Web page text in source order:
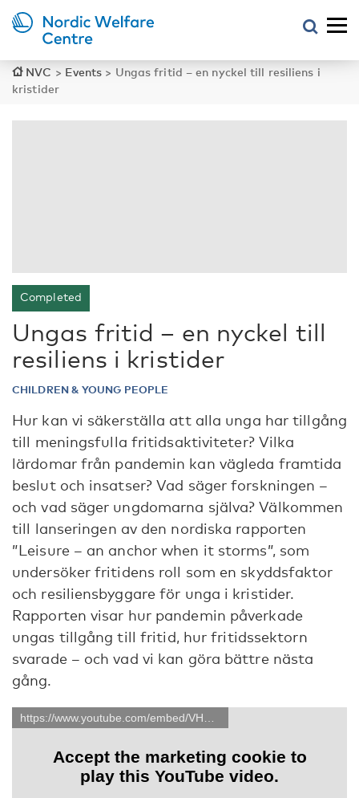
NVC > Events > Ungas fritid – en nyckel till resiliens i
kristider
Completed
Ungas fritid – en nyckel till
resiliens i kristider
CHILDREN & YOUNG PEOPLE
Hur kan vi säkerställa att alla unga har tillgång
till meningsfulla fritidsaktiviteter? Vilka
lärdomar från pandemin kan vägleda framtida
beslut och insatser? Vad säger forskningen –
och vad säger ungdomarna själva? Välkommen
till lanseringen av den nordiska rapporten
”Leisure – an anchor when it storms”, som
undersöker fritidens roll som en skyddsfaktor
och resiliensbyggare för unga i kristider.
Rapporten visar hur pandemin påverkade
ungas tillgång till fritid, hur fritidssektorn
svarade – och vad vi kan göra bättre nästa
gång.